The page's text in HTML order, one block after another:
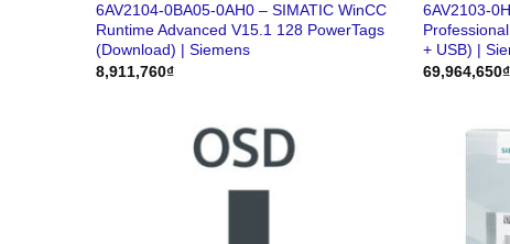
6AV2104-0BA05-0AH0 – SIMATIC WinCC
Runtime Advanced V15.1 128 PowerTags
(Download) | Siemens
8,911,760₫
6AV2103-
+ USB) |
69,964,650₫